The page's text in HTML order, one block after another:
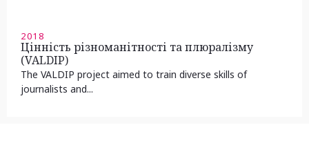
2018
Цінність різноманітності та плюралізму
(VALDIP)
The VALDIP project aimed to train diverse skills of
journalists and...